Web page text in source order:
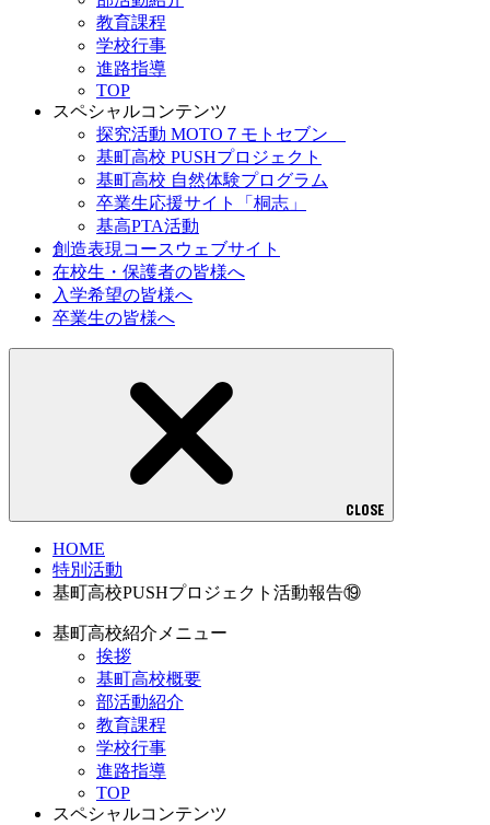
教育課程
学校行事
進路指導
TOP
スペシャルコンテンツ
探究活動 MOTO７モトセブン
基町高校 PUSHプロジェクト
基町高校 自然体験プログラム
卒業生応援サイト「桐志」
基高PTA活動
創造表現コースウェブサイト
在校生・保護者の皆様へ
入学希望の皆様へ
卒業生の皆様へ
CLOSE
HOME
特別活動
基町高校PUSHプロジェクト活動報告⑲
基町高校紹介メニュー
挨拶
基町高校概要
部活動紹介
教育課程
学校行事
進路指導
TOP
スペシャルコンテンツ